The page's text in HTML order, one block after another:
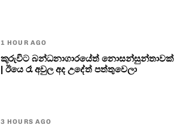
1 HOUR AGO
කුරුවිට බන්ධනාගාරයේත් නොසන්සුන්තාවක්
| ඊයෙ රෑ අවුල අද උදේත් පත්තුවෙලා
3 HOURS AGO